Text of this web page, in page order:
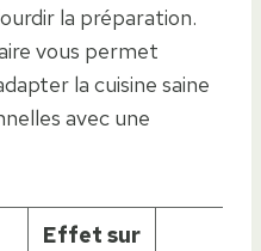
la préparation.
vous permet
la cuisine saine
avec une
Effet sur